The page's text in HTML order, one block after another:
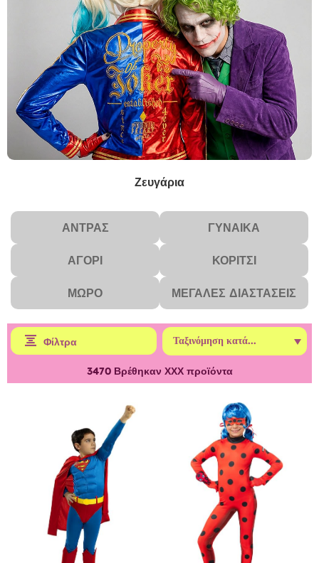
Ζευγάρια
ΆΝΤΡΑΣ ΓΥΝΑΊΚΑ
ΑΓΌΡΙ ΚΟΡΊΤΣΙ
ΜΩΡΌ ΜΕΓΆΛΕΣ ΔΙΑΣΤΆΣΕΙΣ
Φίλτρα
3470Βρέθηκαν ΧΧΧ προϊόντα